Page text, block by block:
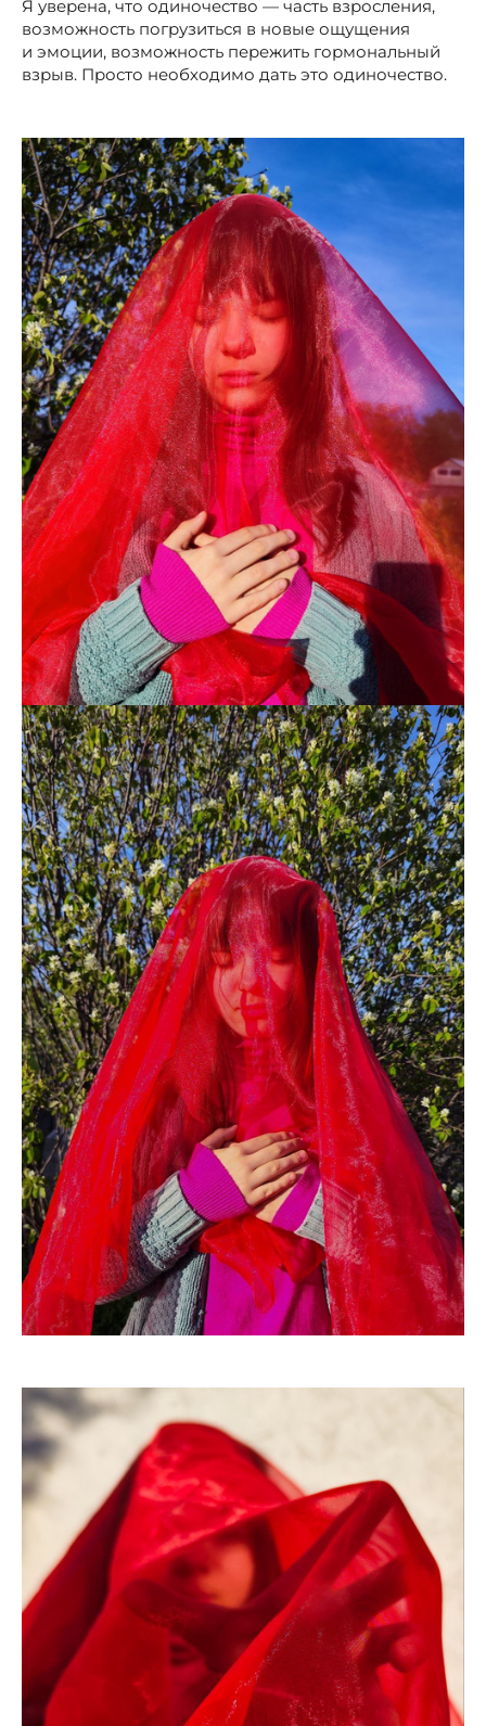
Я уверена, что одиночество — часть взросления,
возможность погрузиться в новые ощущения
и эмоции, возможность пережить гормональный
взрыв. Просто необходимо дать это одиночество.